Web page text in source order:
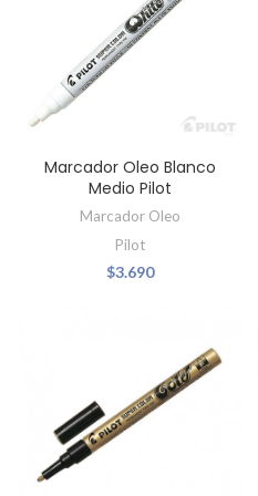
Marcador Oleo Blanco
Medio Pilot
Marcador Oleo
Pilot
$3.690